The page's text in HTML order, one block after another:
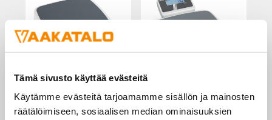
Tämä sivusto käyttää evästeitä
Käytämme evästeitä tarjoamamme sisällön ja mainosten
räätälöimiseen, sosiaalisen median ominaisuuksien
Kern MPC
henkilövaaka
Kern MPD